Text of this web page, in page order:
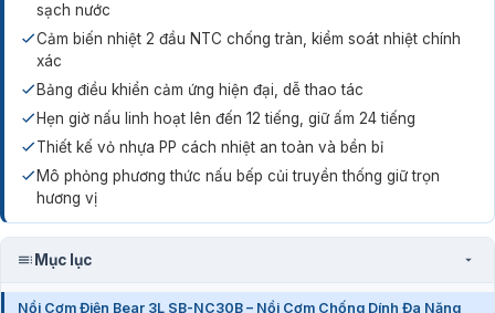
sạch nước
Cảm biến nhiệt 2 đầu NTC chống tràn, kiểm soát nhiệt chính
xác
Bảng điều khiển cảm ứng hiện đại, dễ thao tác
Hẹn giờ nấu linh hoạt lên đến 12 tiếng, giữ ấm 24 tiếng
Thiết kế vỏ nhựa PP cách nhiệt an toàn và bền bỉ
Mô phỏng phương thức nấu bếp củi truyền thống giữ trọn
hương vị
Mục lục
Nồi Cơm Điện Bear 3L SB-NC30B – Nồi Cơm Chống Dính Đa Năng